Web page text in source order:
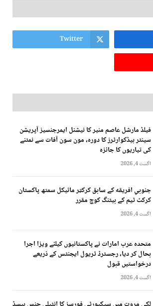
Twitter
فیلڈ مارشل عاصم منیر کا نیشنل ایمرجنسیز آپریشن
سینٹر ہیڈکوارٹرز کا دورہ، مون سون آفات سے نمٹنے
کی تیاریوں کا جائزہ
اگست 4, 2026
جنوبي افريقه کے سابق کرکټر مائیکل سمتھ پاکستان
کرکٹ ٹیم کے بیٹنگ کوچ مقرر
اگست 4, 2026
متحدہ عرب امارات نے پاکستانیوں کیلئے ویزا اجرا
بحال کر دیا، رجسٹرڈ ٹریول ایجنٹس کے ذریعے
درخواستیں قبول
اگست 4, 2026